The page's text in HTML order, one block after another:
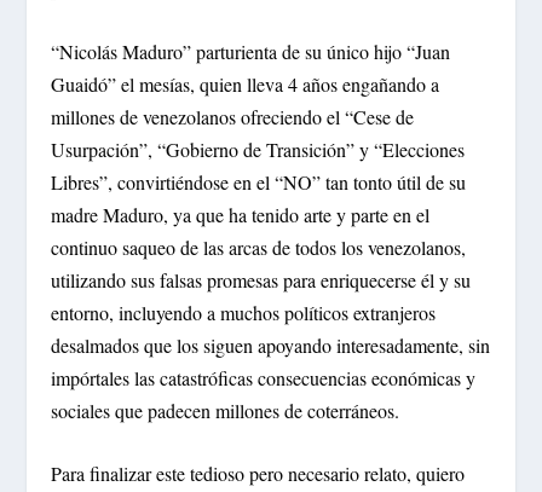
“Nicolás Maduro” parturienta de su único hijo “Juan
Guaidó” el mesías, quien lleva 4 años engañando a
millones de venezolanos ofreciendo el “Cese de
Usurpación”, “Gobierno de Transición” y “Elecciones
Libres”, convirtiéndose en el “NO” tan tonto útil de su
madre Maduro, ya que ha tenido arte y parte en el
continuo saqueo de las arcas de todos los venezolanos,
utilizando sus falsas promesas para enriquecerse él y su
entorno, incluyendo a muchos políticos extranjeros
desalmados que los siguen apoyando interesadamente, sin
impórtales las catastróficas consecuencias económicas y
sociales que padecen millones de coterráneos.
Para finalizar este tedioso pero necesario relato, quiero